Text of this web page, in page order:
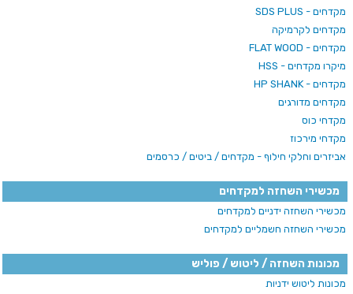
מקדחים - SDS PLUS
מקדחים לקרמיקה
מקדחים - FLAT WOOD
מיקרו מקדחים - HSS
מקדחים - HP SHANK
מקדחים מדורגים
מקדחי כוס
מקדחי מירכוז
אביזרים וחלקי חילוף - מקדחים / ביטים / כרסמים
מכשירי השחזה למקדחים
מכשירי השחזה ידניים למקדחים
מכשירי השחזה חשמליים למקדחים
מכונות השחזה / ליטוש / פוליש
מכונות ליטוש ידניות